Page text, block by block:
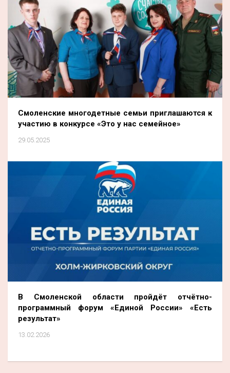
Смоленские многодетные семьи приглашаются к
участию в конкурсе «Это у нас семейное»
29.05.2025
В Смоленской области пройдёт отчётно-
программный форум «Единой России» «Есть
результат»
13.02.2026